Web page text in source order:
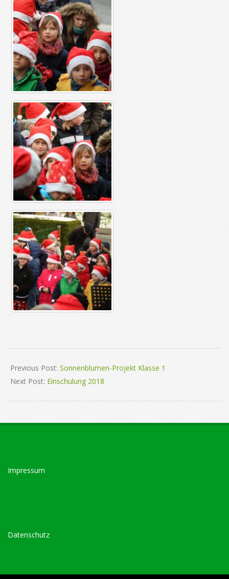
12-
15
Previous Post: Sonnenblumen-Projekt Klasse 1
Next Post: Einschulung 2018
Impressum
Datenschutz